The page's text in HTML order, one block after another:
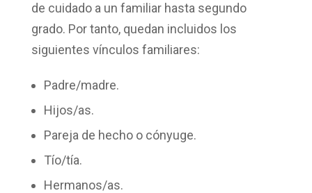
de cuidado a un familiarhasta segundo
grado. Por tanto, quedan incluidos los
siguientes vínculos familiares:
Padre/madre.
Hijos/as.
Pareja de hecho o cónyuge.
Tío/tía.
Hermanos/as.